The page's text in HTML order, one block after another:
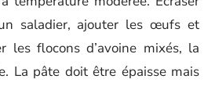
saladier, ajouter les œufs et
les flocons d’avoine mixés, la
La pâte doit être épaisse mais